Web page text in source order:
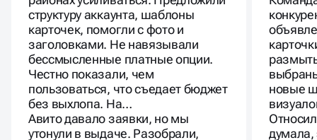
структуру аккаунта, шаблоны
карточек, помогли с фото и
заголовками. Не навязывали
бессмысленные платные опции.
Честно показали, чем
пользоваться, что съедает бюджет
без выхлопа. На…
Авито давало заявки, но мы
утонули в выдаче. Разобрали,
новые
думала,